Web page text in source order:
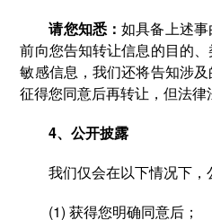
请您知悉：如具备上述
前向您告知转让信息的目的
敏感信息，我们还将告知涉
征得您同意后再转让，但法律
4、公开披露
我们仅会在以下情况下，
(1) 获得您明确同意后；